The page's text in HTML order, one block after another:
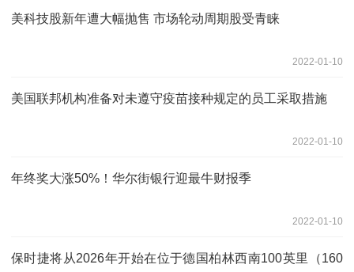
美科技股新年遭大幅抛售 市场轮动周期股受青睐
2022-01-10
美国联邦机构准备对未遵守疫苗接种规定的员工采取措施
2022-01-10
年终奖大涨50%！华尔街银行迎最牛财报季
2022-01-10
保时捷将从2026年开始在位于德国柏林西南100英里（160